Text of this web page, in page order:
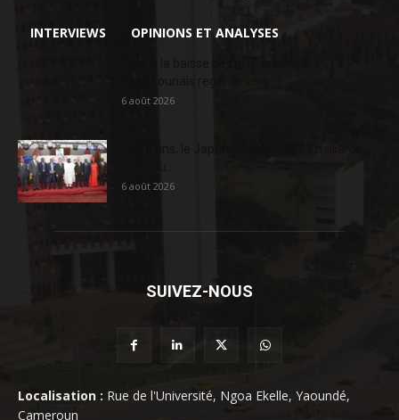
INTERVIEWS OPINIONS ET ANALYSES
6 août 2026
6 août 2026
SUIVEZ-NOUS
Localisation : Rue de l'Université, Ngoa Ekelle, Yaoundé,
Cameroun